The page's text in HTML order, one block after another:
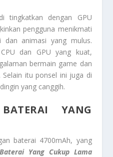
tingkatkan dengan GPU
pengguna menikmati
dan animasi yang mulus.
dan GPU yang kuat,
bermain game dan
itu ponsel ini juga di
yang canggih.
YANG
baterai 4700mAh, yang
Yang Cukup Lama